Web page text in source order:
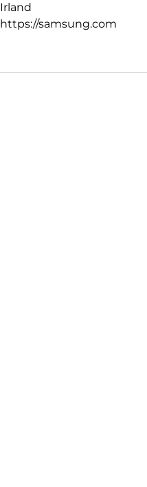
Irland
https://samsung.com